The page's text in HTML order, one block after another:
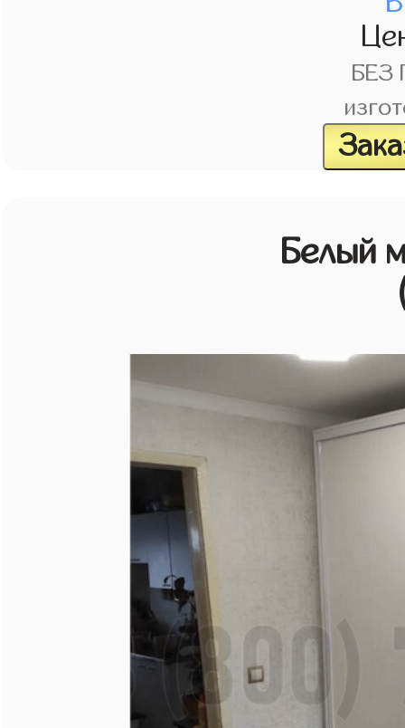
БЕЗ
Белый